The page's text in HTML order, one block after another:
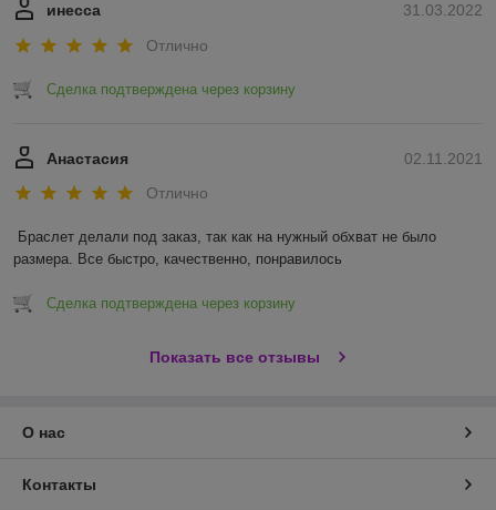
31.03.2022
инесса
Отлично
Сделка подтверждена через корзину
02.11.2021
Анастасия
Отлично
Браслет делали под заказ, так как на нужный обхват не было
размера. Все быстро, качественно, понравилось
Сделка подтверждена через корзину
Показать все отзывы
О нас
Контакты